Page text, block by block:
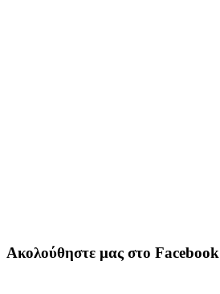
Ακολούθηστε μας στο Facebook